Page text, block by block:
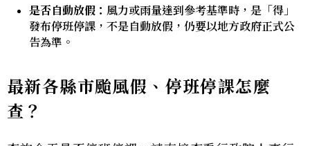
是否自動放假： 風力或雨量達到參考基準時，是「得」
發布停班停課，不是自動放假，仍要以地方政府正式公
告為準。
最新各縣市颱風假、停班停課怎麼
查？